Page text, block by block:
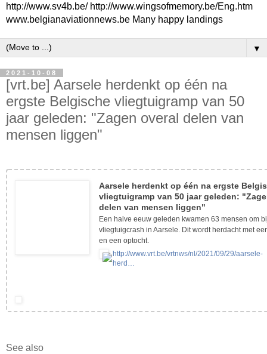
http://www.sv4b.be/ http://www.wingsofmemory.be/Eng.htm
www.belgianaviationnews.be Many happy landings
▼
2021-10-08
[vrt.be] Aarsele herdenkt op één na
ergste Belgische vliegtuigramp van 50
jaar geleden: "Zagen overal delen van
mensen liggen"
Aarsele herdenkt op één na ergste
vliegtuigramp van 50 jaar geleden:
delen van mensen liggen"
Een halve eeuw geleden kwamen 63 mensen om
vliegtuigcrash in Aarsele. Dit wordt herdacht met
en een optocht.
http://www.vrt.be/vrtnws/nl/2021/09/29/aarsele-
herd…
See also